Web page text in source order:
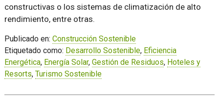
constructivas o los sistemas de climatización de alto
rendimiento, entre otras.
Publicado en: Construcción Sostenible
Etiquetado como: Desarrollo Sostenible, Eficiencia
Energética, Energía Solar, Gestión de Residuos, Hoteles y
Resorts, Turismo Sostenible